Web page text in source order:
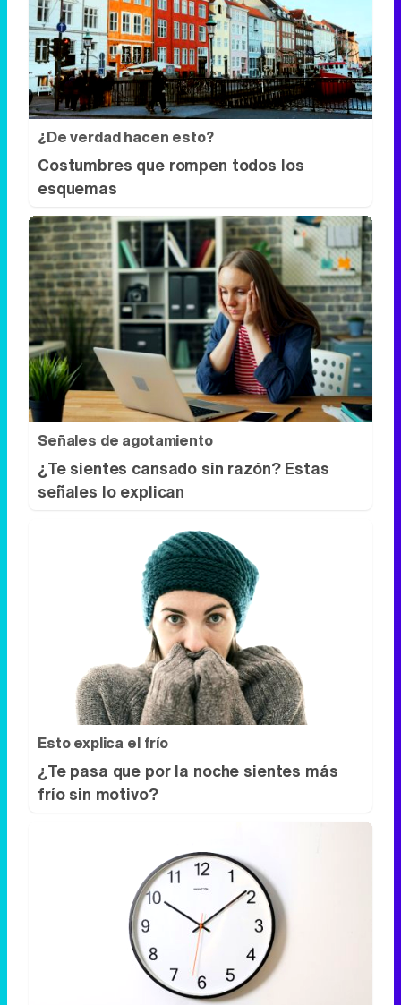
¿De verdad hacen esto?
Costumbres que rompen todos los
esquemas
Señales de agotamiento
¿Te sientes cansado sin razón? Estas
señales lo explican
Esto explica el frío
¿Te pasa que por la noche sientes más
frío sin motivo?
¿El tiempo vuela?
Esto explica por qué los días ya no duran